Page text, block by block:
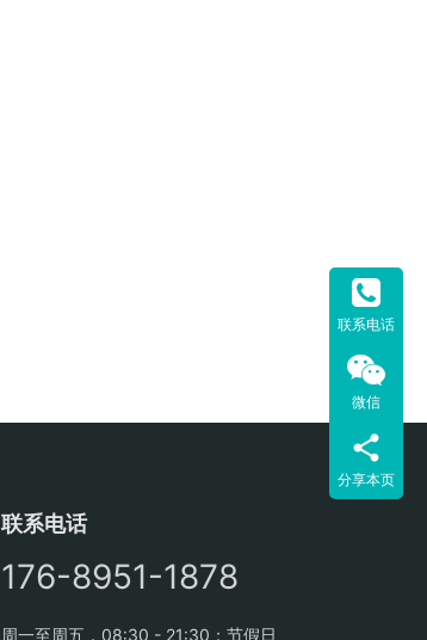
联系电话
176-8951-1878
周一至周五，08:30 - 21:30；节假日
联系电话
微信
分享本页